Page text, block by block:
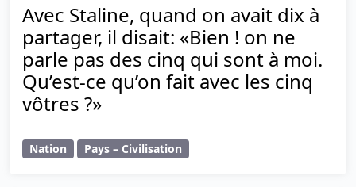
Avec Staline, quand on avait dix à
partager, il disait: «Bien ! on ne
parle pas des cinq qui sont à moi.
Qu’est-ce qu’on fait avec les cinq
vôtres ?»
Nation Pays – Civilisation